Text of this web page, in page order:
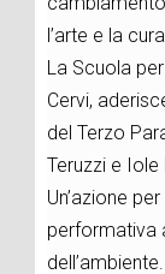
l’arte e la
La Scuola
Cervi,
del Terzo
Teruzzi e Iole
Un’azione
performativa
dell’ambiente.